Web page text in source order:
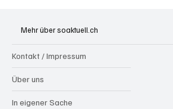
Mehr über soaktuell.ch
Kontakt / Impressum
Über uns
In eigener Sache